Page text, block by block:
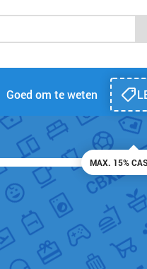
Goed om te weten
MAX. 15%